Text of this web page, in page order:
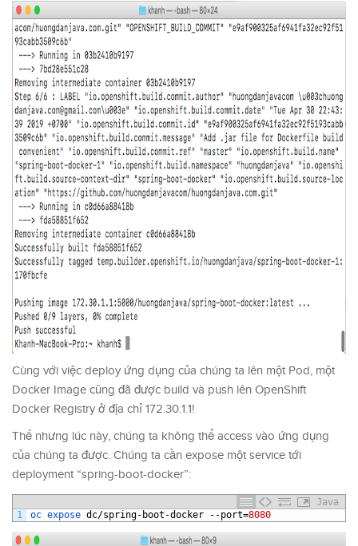
Cùng với việc deploy ứng dụng của chúng ta lên một Pod, một
Docker Image cũng đã được build và push lên OpenShift
Docker Registry ở địa chỉ 172.30.1.1!
Thế nhưng lúc này, chúng ta không thể access vào ứng dụng
của chúng ta được. Chúng ta cần expose một service tới
deployment “spring-boot-docker”:
Java
1
oc expose dc/spring- boot -docker --port=8080